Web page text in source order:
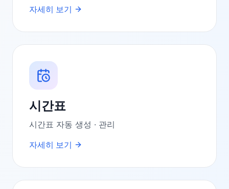
자세히 보기
시간표
시간표 자동 생성 · 관리
자세히 보기